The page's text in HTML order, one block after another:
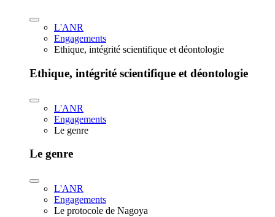
L'ANR
Engagements
Ethique, intégrité scientifique et déontologie
Ethique, intégrité scientifique et déontologie
L'ANR
Engagements
Le genre
Le genre
L'ANR
Engagements
Le protocole de Nagoya